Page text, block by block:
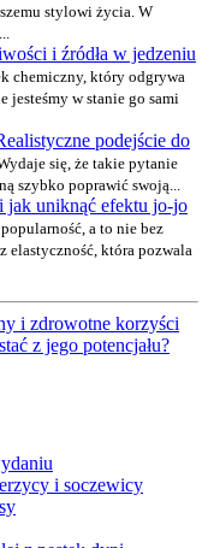
stylowi życia. W
i źródła w jedzeniu
chemiczny, który odgrywa
jesteśmy w stanie go sami
podejście do
się, że takie pytanie
szybko poprawić swoją...
jak uniknąć efektu jo-jo
a to nie bez
elastyczność, która pozwala
i zdrowotne korzyści
z jego potencjału?
i soczewicy